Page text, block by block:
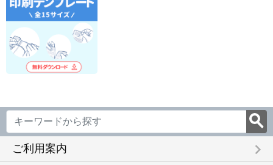
ご利用案内 keyboard_arrow_right